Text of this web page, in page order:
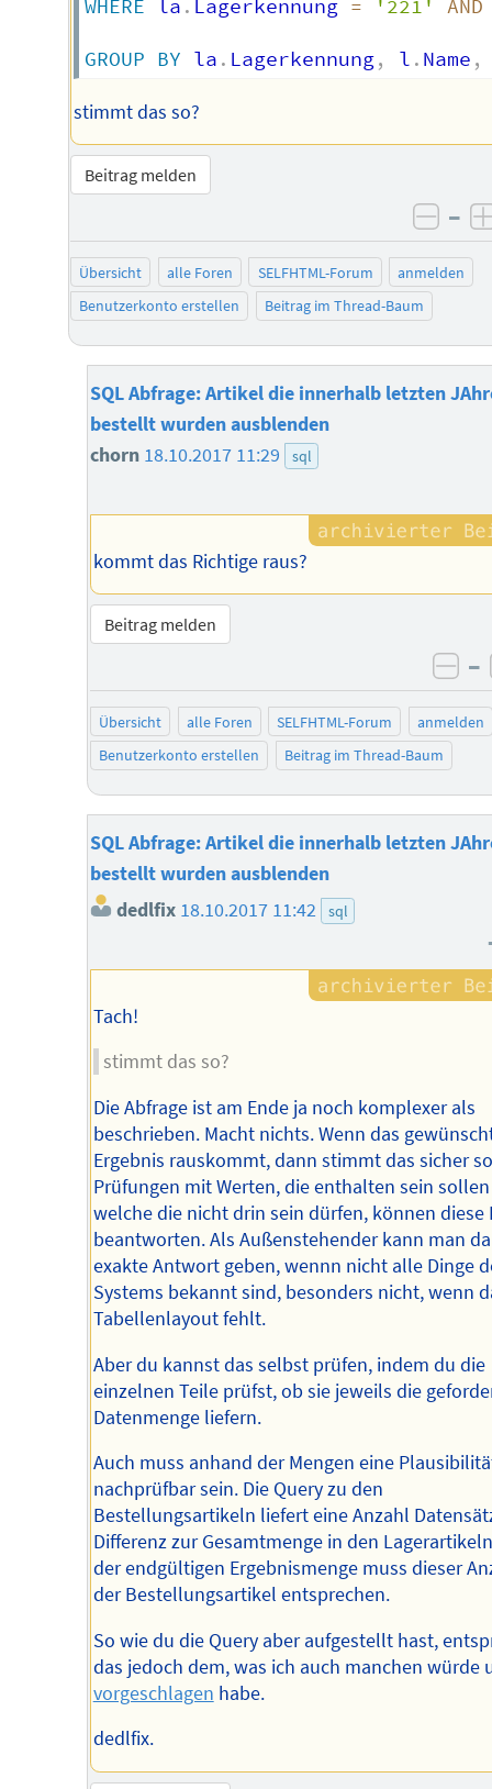
WHERE la . Lagerkennung = '221' AND
GROUP BY la . Lagerkennung, l . Name ,
stimmt das so?
Beitrag melden
–
Übersicht alle Foren SELFHTML-Forum
anmelden
Benutzerkonto erstellen
Beitrag im Thread-Baum
SQL Abfrage: Artikel die innerhalb letzten
bestellt wurden ausblenden
chorn 18.10.2017 11:29 sql
kommt das Richtige raus?
Beitrag melden
–
Übersicht alle Foren SELFHTML-Forum
anmelden
Benutzerkonto erstellen
Beitrag im Thread-Baum
SQL Abfrage: Artikel die innerhalb letzten
bestellt wurden ausblenden
dedlfix 18.10.2017 11:42 sql
Tach!
stimmt das so?
Die Abfrage ist am Ende ja noch komplexer als
beschrieben. Macht nichts. Wenn das
Ergebnis rauskommt, dann stimmt das sicher
Prüfungen mit Werten, die enthalten sein
welche die nicht drin sein dürfen, können diese
beantworten. Als Außenstehender kann man
exakte Antwort geben, wennn nicht alle Dinge
Systems bekannt sind, besonders nicht, wenn
Tabellenlayout fehlt.
Aber du kannst das selbst prüfen, indem du die
einzelnen Teile prüfst, ob sie jeweils die
Datenmenge liefern.
Auch muss anhand der Mengen eine
nachprüfbar sein. Die Query zu den
Bestellungsartikeln liefert eine Anzahl
Differenz zur Gesamtmenge in den
der endgültigen Ergebnismenge muss dieser
der Bestellungsartikel entsprechen.
So wie du die Query aber aufgestellt hast,
das jedoch dem, was ich auch manchen würde
vorgeschlagen habe.
dedlfix.